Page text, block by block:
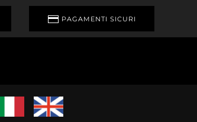
PAGAMENTI SICURI